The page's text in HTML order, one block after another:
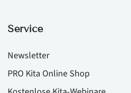
Service
Newsletter
PRO Kita Online Shop